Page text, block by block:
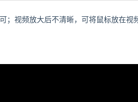
视频放大后不清晰，可将鼠标放在视